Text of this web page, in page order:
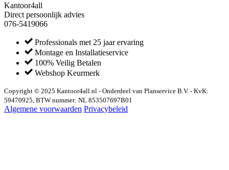
Kantoor4all
Direct persoonlijk advies
076-5419066
Professionals met 25 jaar ervaring
Montage en Installatieservice
100% Veilig Betalen
Webshop Keurmerk
Copyright © 2025 Kantoor4all.nl - Onderdeel van Planservice B.V. - KvK:
59470925, BTW nummer: NL 853507697B01
Algemene voorwaarden Privacybeleid